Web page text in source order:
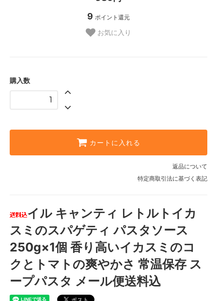
9 ポイント還元
お気に入り
購入数
カートに入れる
返品について
特定商取引法に基づく表記
イル キャンティ レトルトイカ
スミのスパゲティ パスタソース
250g×1個 香り高いイカスミのコ
クとトマトの爽やかさ 常温保存 ス
ープパスタ メール便送料込